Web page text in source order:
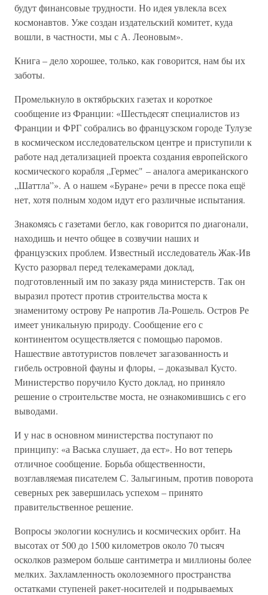
будут финансовые трудности. Но идея увлекла всех
космонавтов. Уже создан издательский комитет, куда
вошли, в частности, мы с А. Леоновым».
Книга – дело хорошее, только, как говорится, нам бы их
заботы.
Промелькнуло в октябрьских газетах и короткое
сообщение из Франции: «Шестьдесят специалистов из
Франции и ФРГ собрались во французском городе Тулузе
в космическом исследовательском центре и приступили к
работе над детализацией проекта создания европейского
космического корабля „Гермес" – аналога американского
„Шаттла”». А о нашем «Буране» речи в прессе пока ещё
нет, хотя полным ходом идут его различные испытания.
Знакомясь с газетами бегло, как говорится по диагонали,
находишь и нечто общее в созвучии наших и
французских проблем. Известный исследователь Жак-Ив
Кусто разорвал перед телекамерами доклад,
подготовленный им по заказу ряда министерств. Так он
выразил протест против строительства моста к
знаменитому острову Ре напротив Ла-Рошель. Остров Ре
имеет уникальную природу. Сообщение его с
континентом осуществляется с помощью паромов.
Нашествие автотуристов повлечет загазованность и
гибель островной фауны и флоры, – доказывал Кусто.
Министерство поручило Кусто доклад, но приняло
решение о строительстве моста, не ознакомившись с его
выводами.
И у нас в основном министерства поступают по
принципу: «а Васька слушает, да ест». Но вот теперь
отличное сообщение. Борьба общественности,
возглавляемая писателем С. Залыгиным, против поворота
северных рек завершилась успехом – принято
правительственное решение.
Вопросы экологии коснулись и космических орбит. На
высотах от 500 до 1500 километров около 70 тысяч
осколков размером больше сантиметра и миллионы более
мелких. Захламленность околоземного пространства
остатками ступеней ракет-носителей и подрываемых